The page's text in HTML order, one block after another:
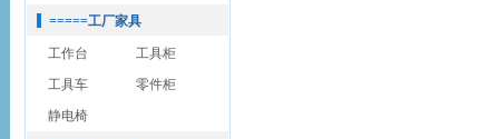
=====工厂家具
工作台
工具柜
工具车
零件柜
静电椅